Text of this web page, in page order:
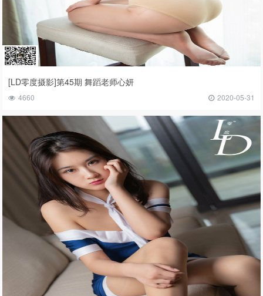
[LD零度摄影]第45期 舞蹈老师心妍
4660 2020-05-31